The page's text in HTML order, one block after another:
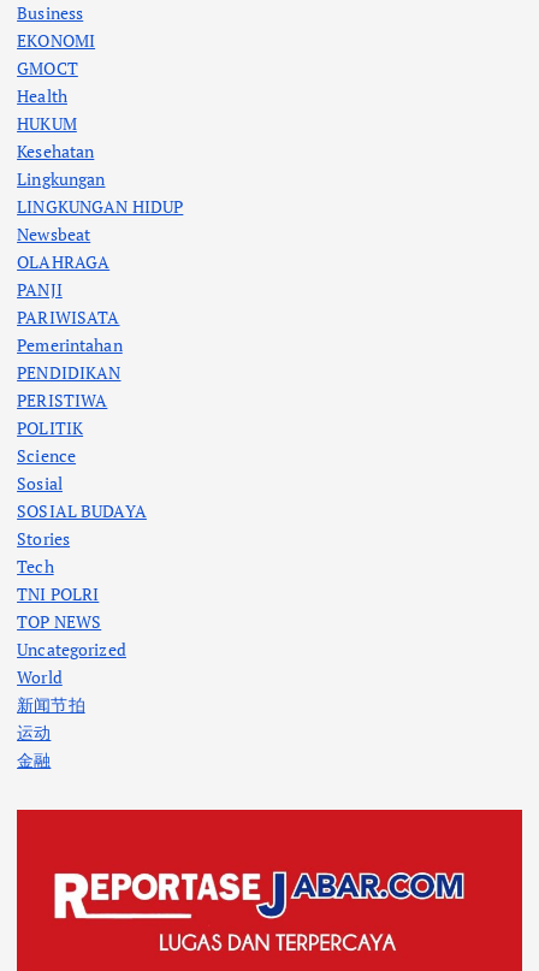
Business
EKONOMI
GMOCT
Health
HUKUM
Kesehatan
Lingkungan
LINGKUNGAN HIDUP
Newsbeat
OLAHRAGA
PANJI
PARIWISATA
Pemerintahan
PENDIDIKAN
PERISTIWA
POLITIK
Science
Sosial
SOSIAL BUDAYA
Stories
Tech
TNI POLRI
TOP NEWS
Uncategorized
World
新闻节拍
运动
金融